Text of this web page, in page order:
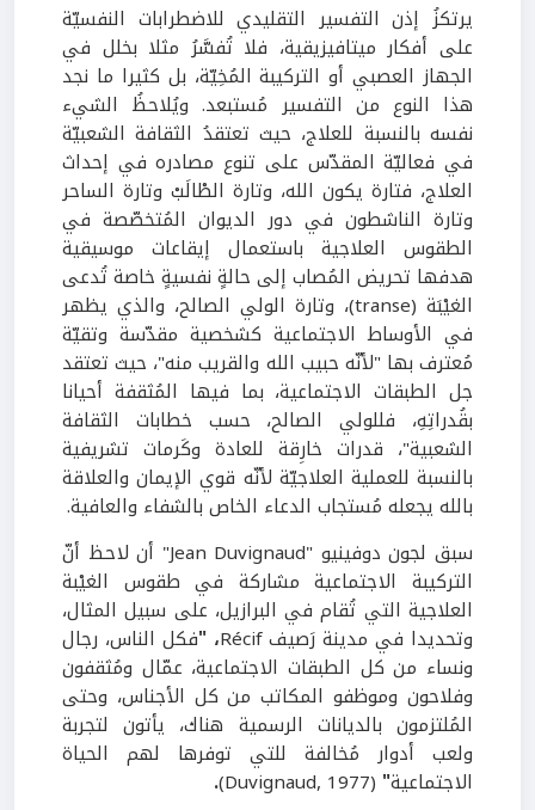
يرتكزُ إذن التفسير التقليدي للاضطرابات النفسيّة
على أفكار ميتافيزيقية، فلا تُفسَّرُ مثلا بخلل في
الجهاز العصبي أو التركيبة المُخِيّة، بل كثيرا ما نجد
هذا النوع من التفسير مُستبعد. ويُلاحظُ الشيء
نفسه بالنسبة للعلاج، حيث تعتقدُ الثقافة الشعبيّة
في فعاليّة المقدّس على تنوع مصادره في إحداث
العلاج، فتارة يكون الله، وتارة الطْالَبْ وتارة الساحر
وتارة الناشطون في دور الديوان المُتخصّصة في
الطقوس العلاجية باستعمال إيقاعات موسيقية
هدفها تحريض المُصاب إلى حالةٍ نفسيةٍ خاصة تُدعى
الغيْبَة (transe)، وتارة الولي الصالح، والذي يظهر
في الأوساط الاجتماعية كشخصية مقدّسة وتقيّة
مُعترف بها "لأنّه حبيب الله والقريب منه"، حيث تعتقد
جل الطبقات الاجتماعية، بما فيها المُثقفة أحيانا
بقُدراتِهِ، فللولي الصالح، حسب خطابات الثقافة
الشعبية"، قدرات خارِقة للعادة وكَرمات تشريفية
بالنسبة للعملية العلاجيّة لأنّه قوي الإيمان والعلاقة
بالله يجعله مُستجاب الدعاء الخاص بالشفاء والعافية.
سبق لجون دوفينيو "Jean Duvignaud" أن لاحظ أنّ
التركيبة الاجتماعية مشاركة في طقوس الغيْبة
العلاجية التي تُقام في البرازيل، على سبيل المثال،
وتحديدا في مدينة رَصيف Récif
، "فكل الناس، رجال
ونساء من كل الطبقات الاجتماعية، عمّال ومُثقفون
وفلاحون وموظفو المكاتب من كل الأجناس، وحتى
المُلتزمون بالديانات الرسمية هناك، يأتون لتجربة
ولعب أدوار مُخالفة للتي توفرها لهم الحياة
الاجتماعية"
(Duvignaud, 1977)
.